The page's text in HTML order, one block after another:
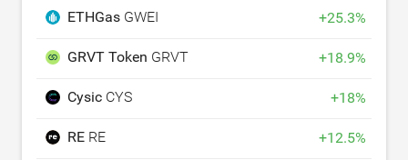
ETHGas GWEI +25.3%
GRVT Token GRVT +18.9%
Cysic CYS +18%
RE RE +12.5%